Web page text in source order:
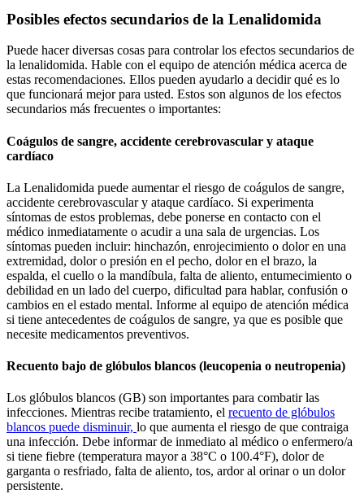
Posibles efectos secundarios de la Lenalidomida
Puede hacer diversas cosas para controlar los efectos secundarios de
la lenalidomida. Hable con el equipo de atención médica acerca de
estas recomendaciones. Ellos pueden ayudarlo a decidir qué es lo
que funcionará mejor para usted. Estos son algunos de los efectos
secundarios más frecuentes o importantes:
Coágulos de sangre, accidente cerebrovascular y ataque
cardíaco
La Lenalidomida puede aumentar el riesgo de coágulos de sangre,
accidente cerebrovascular y ataque cardíaco. Si experimenta
síntomas de estos problemas, debe ponerse en contacto con el
médico inmediatamente o acudir a una sala de urgencias. Los
síntomas pueden incluir: hinchazón, enrojecimiento o dolor en una
extremidad, dolor o presión en el pecho, dolor en el brazo, la
espalda, el cuello o la mandíbula, falta de aliento, entumecimiento o
debilidad en un lado del cuerpo, dificultad para hablar, confusión o
cambios en el estado mental. Informe al equipo de atención médica
si tiene antecedentes de coágulos de sangre, ya que es posible que
necesite medicamentos preventivos.
Recuento bajo de glóbulos blancos (leucopenia o neutropenia)
Los glóbulos blancos (GB) son importantes para combatir las
infecciones. Mientras recibe tratamiento, el recuento de glóbulos
blancos puede disminuir, lo que aumenta el riesgo de que contraiga
una infección. Debe informar de inmediato al médico o enfermero/a
si tiene fiebre (temperatura mayor a 38°C o 100.4°F), dolor de
garganta o resfriado, falta de aliento, tos, ardor al orinar o un dolor
persistente.